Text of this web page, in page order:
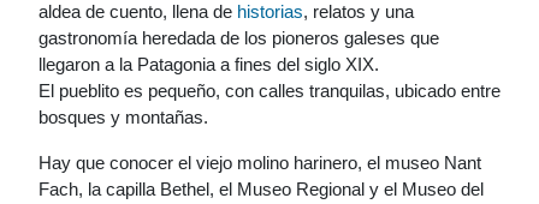
aldea de cuento, llena de historias, relatos y una
gastronomía heredada de los pioneros galeses que
llegaron a la Patagonia a fines del siglo XIX.
El pueblito es pequeño, con calles tranquilas, ubicado entre
bosques y montañas.
Hay que conocer el viejo molino harinero, el museo Nant
Fach, la capilla Bethel, el Museo Regional y el Museo del